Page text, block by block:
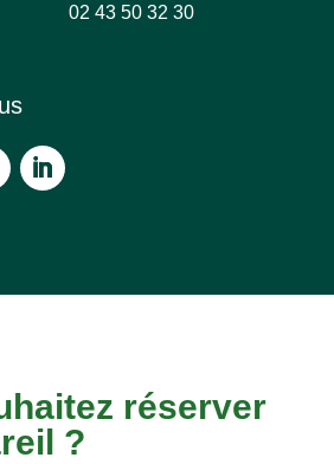
02 43 50 32 30
réserver
?